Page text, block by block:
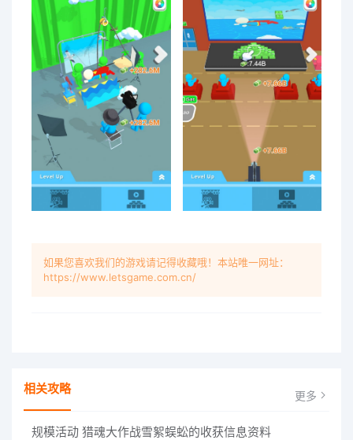
如果您喜欢我们的游戏请记得收藏哦！本站唯一网址：
https://www.letsgame.com.cn/
相关攻略 更多
规模活动 猎魂大作战雪絮蜈蚣的收获信息资料